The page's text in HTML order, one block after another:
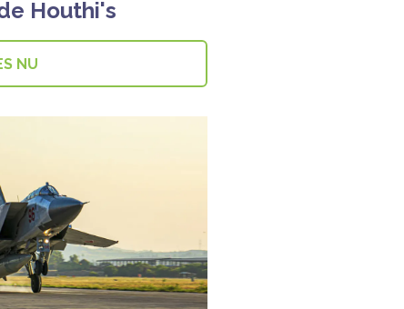
Houthi's
NU